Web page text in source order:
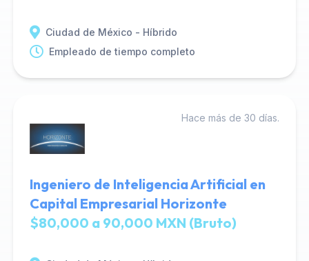
Ciudad de México - Híbrido
Empleado de tiempo completo
Hace más de 30 días.
Ingeniero de Inteligencia Artificial en
Capital Empresarial Horizonte
$80,000 a 90,000 MXN (Bruto)